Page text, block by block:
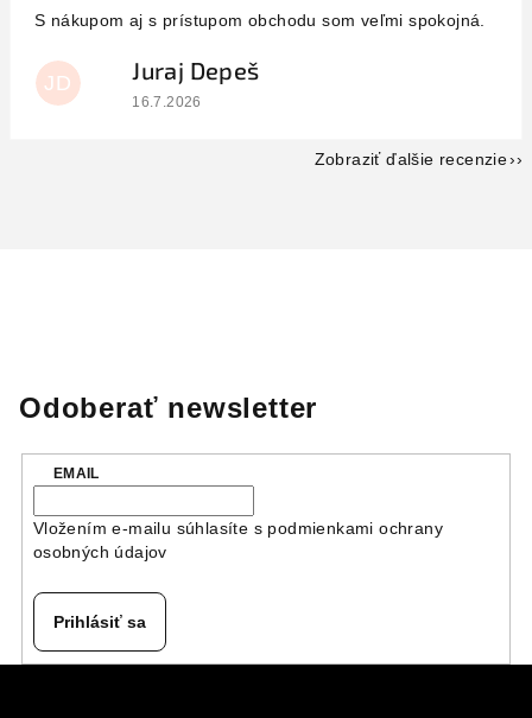
S nákupom aj s prístupom obchodu som veľmi spokojná.
JD Juraj Depeš
Hodnotenie obchodu je 5 z 5 hviezdičiek.
16.7.2026
Zobraziť ďalšie recenzie
Odoberať newsletter
EMAIL
Vložením e-mailu súhlasíte s podmienkami ochrany
osobných údajov
Prihlásiť sa